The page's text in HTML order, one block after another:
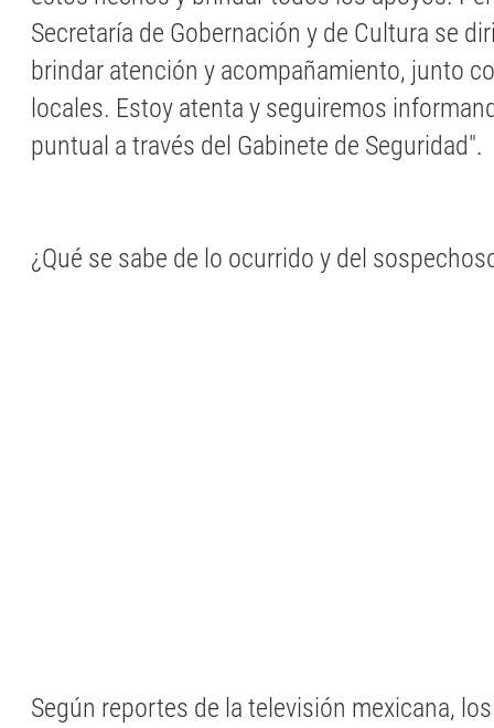
Secretaría de Gobernación y de Cultura se
brindar atención y acompañamiento, junto
locales. Estoy atenta y seguiremos
puntual a través del Gabinete de Seguridad".
¿Qué se sabe de lo ocurrido y del
Según reportes de la televisión mexicana,